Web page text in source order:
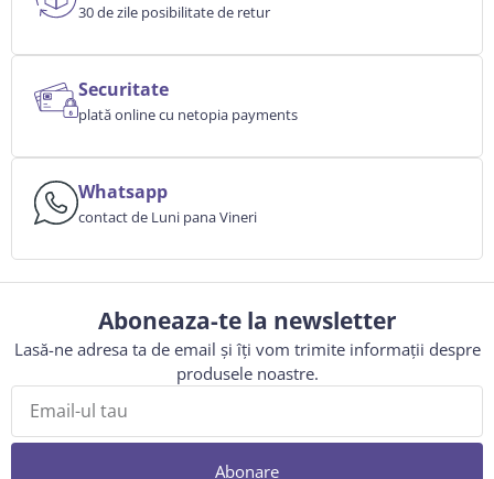
30 de zile posibilitate de retur
Securitate
plată online cu netopia payments
Whatsapp
contact de Luni pana Vineri
Aboneaza-te la newsletter
Lasă-ne adresa ta de email și îți vom trimite informații despre
produsele noastre.
Abonare